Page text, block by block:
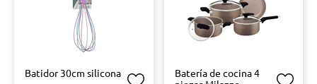
Batidor 30cm silicona
Batería de cocina 4